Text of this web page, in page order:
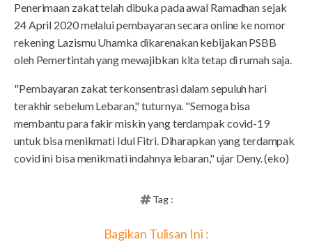
Penerimaan zakat telah dibuka pada awal Ramadhan sejak
24 April 2020 melalui pembayaran secara online ke nomor
rekening Lazismu Uhamka dikarenakan kebijakan PSBB
oleh Pemertintah yang mewajibkan kita tetap di rumah saja.
"Pembayaran zakat terkonsentrasi dalam sepuluh hari
terakhir sebelum Lebaran," tuturnya. "Semoga bisa
membantu para fakir miskin yang terdampak covid-19
untuk bisa menikmati Idul Fitri. Diharapkan yang terdampak
covid ini bisa menikmati indahnya lebaran," ujar Deny. (eko)
Tag :
Bagikan Tulisan Ini :